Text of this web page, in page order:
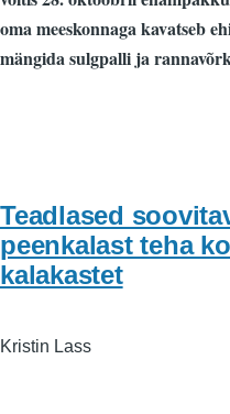
oma meeskonnaga kavatseb
mängida sulgpalli ja
Teadlased
peenkalast teha
kalakastet
Kristin Lass